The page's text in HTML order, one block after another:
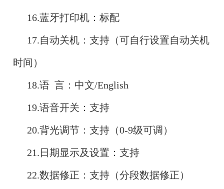
16.蓝牙打印机：标配
17.自动关机：支持（可自行设置自动关机
时间）
18.语 言：中文/English
19.语音开关：支持
20.背光调节：支持（0-9级可调）
21.日期显示及设置：支持
22.数据修正：支持（分段数据修正）